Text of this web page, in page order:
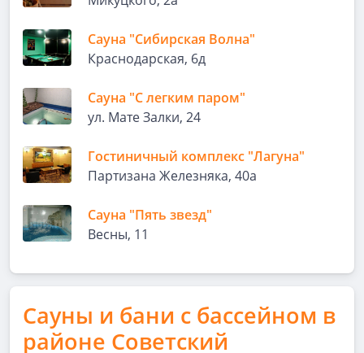
Сауна "Сибирская Волна"
Краснодарская, 6д
Сауна "С легким паром"
ул. Мате Залки, 24
Гостиничный комплекс "Лагуна"
Партизана Железняка, 40а
Сауна "Пять звезд"
Весны, 11
Сауны и бани с бассейном в
районе Советский